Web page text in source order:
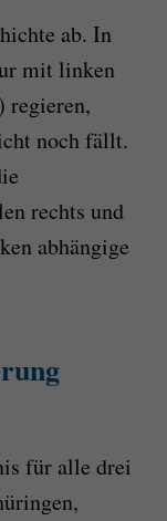
ab. In
mit linken
regieren,
noch fällt.
rechts und
abhängige
für alle drei